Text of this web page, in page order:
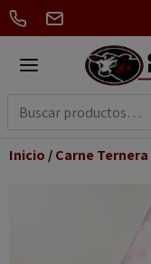
Inicio /Carne Ternera